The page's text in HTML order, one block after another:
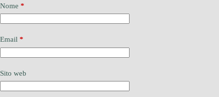
Nome *
Email *
Sito web